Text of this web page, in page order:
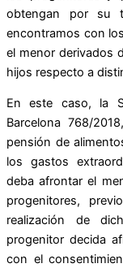
obtengan por su
encontramos con
el menor derivados
hijos respecto a
En este caso, la
Barcelona 768/
pensión de
los gastos
deba afrontar el
progenitores,
realización de
progenitor decida
con el